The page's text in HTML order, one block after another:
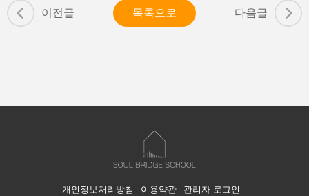
이전글 목록으로 다음글
개인정보처리방침 이용약관 관리자 로그인